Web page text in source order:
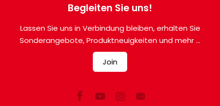
Begleiten Sie uns!
Lassen Sie uns in Verbindung bleiben, erhalten Sie
Sonderangebote, Produktneuigkeiten und mehr ...
Join